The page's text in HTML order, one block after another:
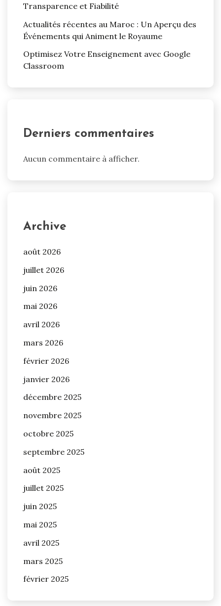
Transparence et Fiabilité
Actualités récentes au Maroc : Un Aperçu des
Événements qui Animent le Royaume
Optimisez Votre Enseignement avec Google
Classroom
Derniers commentaires
Aucun commentaire à afficher.
Archive
août 2026
juillet 2026
juin 2026
mai 2026
avril 2026
mars 2026
février 2026
janvier 2026
décembre 2025
novembre 2025
octobre 2025
septembre 2025
août 2025
juillet 2025
juin 2025
mai 2025
avril 2025
mars 2025
février 2025